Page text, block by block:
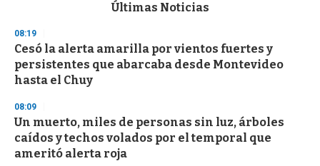
d
s
o
f
3
s
e
c
o
n
Últimas Noticias
08:19
Cesó la alerta amarilla por vientos fuertes y
persistentes que abarcaba desde Montevideo
hasta el Chuy
08:09
Un muerto, miles de personas sin luz, árboles
caídos y techos volados por el temporal que
ameritó alerta roja